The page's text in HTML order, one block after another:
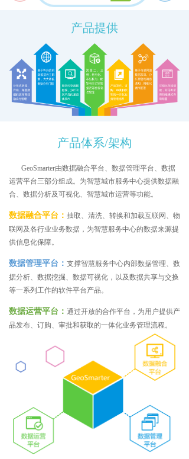
产品提供
GeoSmarter由数据融合平台、数据管理平台、数据
运营平台三部分组成。为智慧城市服务中心提供数据融
合、数据分析及可视化、智慧城市运营等功能。
数据融合平台： 抽取、清洗、转换和加载互联网、物
联网及各行业业务数据，为智慧服务中心的数据来源提
供信息化保障。
数据管理平台： 支撑智慧服务中心内部数据管理、数
据分析、数据挖掘、数据可视化，以及数据共享与交换
等一系列工作的软件平台产品。
数据运营平台： 通过开放的合作平台，为用户提供产
品发布、订购、审批和获取的一体化业务管理流程。
产品体系/架构